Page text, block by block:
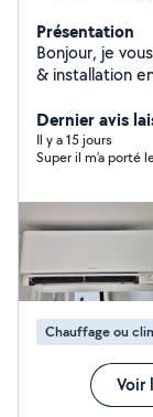
Présentation
Bonjour, je
& installation
&installation
radiateur
service CLIMATISATION
gratuit.
Dernier avis
Il y a 15 jours
Chauffage ou
Voir